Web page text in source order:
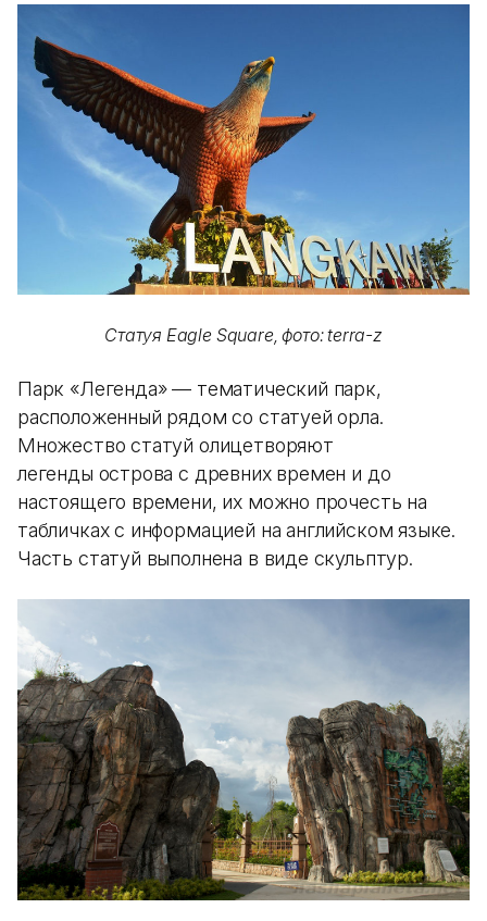
Статуя Eagle Square, фото: terra-z
Парк «Легенда» — тематический парк,
расположенный рядом со статуей орла.
Множество статуй олицетворяют
легенды острова с древних времен и до
настоящего времени, их можно прочесть на
табличках с информацией на английском языке.
Часть статуй выполнена в виде скульптур.